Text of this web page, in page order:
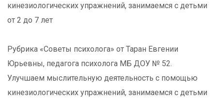
кинезиологических упражнений, занимаемся с детьми
от 2 до 7 лет
Рубрика «Советы психолога» от Таран Евгении
Юрьевны, педагога психолога МБ ДОУ № 52.
Улучшаем мыслительную деятельность с помощью
кинезиологических упражнений, занимаемся с детьми